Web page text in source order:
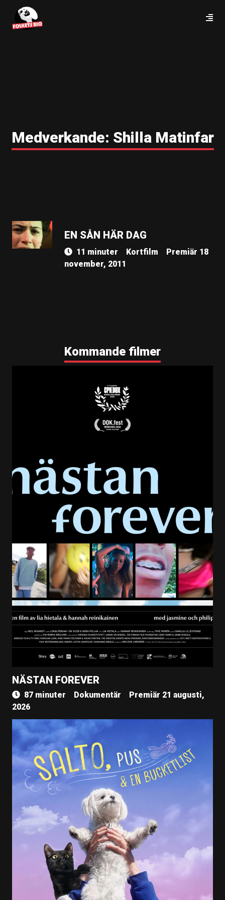
Medverkande: Shilla Matinfar
EN SÅN HÄR DAG
11 minuter Kortfilm
Premiär 18
november, 2011
Kommande filmer
NÄSTAN FOREVER
87 minuter Dokumentär
Premiär 21 augusti,
2026